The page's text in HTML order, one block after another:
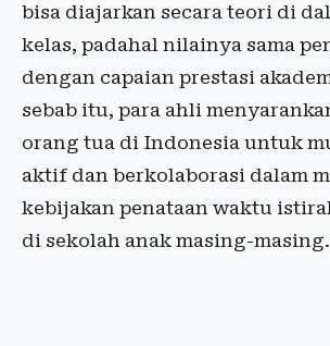
bisa diajarkan secara teori di
kelas, padahal nilainya sama
dengan capaian prestasi
sebab itu, para ahli
orang tua di Indonesia untuk
aktif dan berkolaborasi dalam
kebijakan penataan waktu
di sekolah anak masing-masing.